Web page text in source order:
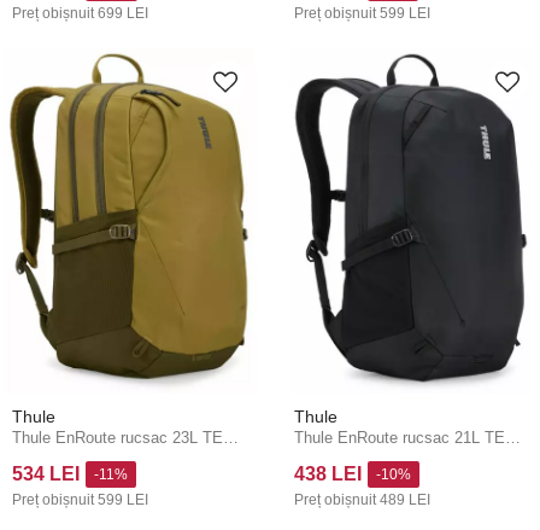
Preț obișnuit 699 LEI Preț obișnuit 599 LEI
Thule
534 LEI
Preț obișnuit 599 LEI
-11%
Thule
438 LEI
Preț obișnuit 489 LEI
-10%